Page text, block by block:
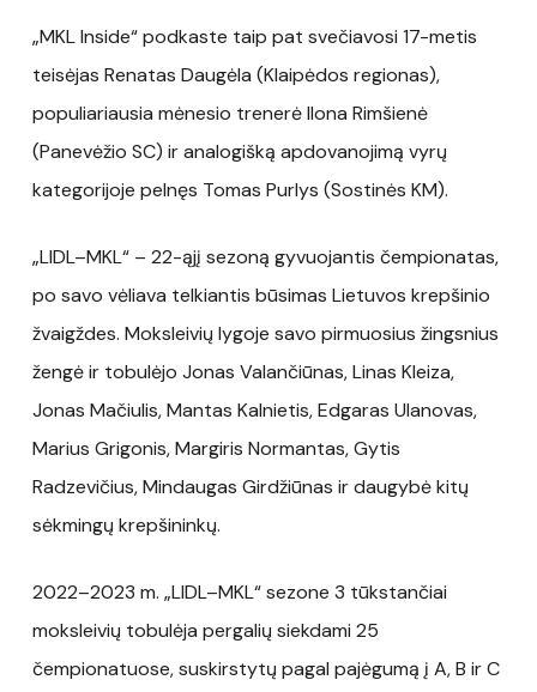
„MKL Inside“ podkaste taip pat svečiavosi 17-metis
teisėjas Renatas Daugėla (Klaipėdos regionas),
populiariausia mėnesio trenerė Ilona Rimšienė
(Panevėžio SC) ir analogišką apdovanojimą vyrų
kategorijoje pelnęs Tomas Purlys (Sostinės KM).
„LIDL–MKL“ – 22-ąjį sezoną gyvuojantis čempionatas,
po savo vėliava telkiantis būsimas Lietuvos krepšinio
žvaigždes. Moksleivių lygoje savo pirmuosius žingsnius
žengė ir tobulėjo Jonas Valančiūnas, Linas Kleiza,
Jonas Mačiulis, Mantas Kalnietis, Edgaras Ulanovas,
Marius Grigonis, Margiris Normantas, Gytis
Radzevičius, Mindaugas Girdžiūnas ir daugybė kitų
sėkmingų krepšininkų.
2022–2023 m. „LIDL–MKL“ sezone 3 tūkstančiai
moksleivių tobulėja pergalių siekdami 25
čempionatuose, suskirstytų pagal pajėgumą į A, B ir C